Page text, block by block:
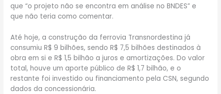
que “o projeto não se encontra em análise no BNDES” e
que não teria como comentar.
Até hoje, a construção da ferrovia Transnordestina já
consumiu R$ 9 bilhões, sendo R$ 7,5 bilhões destinados à
obra em si e R$ 1,5 bilhão a juros e amortizações. Do valor
total, houve um aporte público de R$ 1,7 bilhão, e o
restante foi investido ou financiamento pela CSN, segundo
dados da concessionária.